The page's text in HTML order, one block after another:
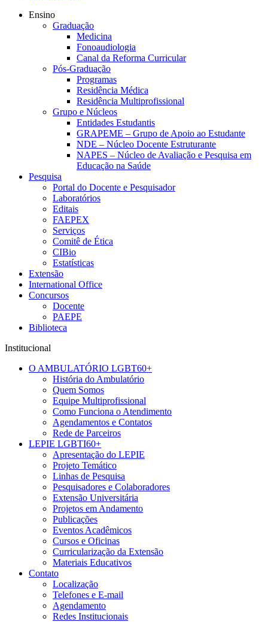
Ensino
Graduação
Medicina
Fonoaudiologia
Canal da Reforma Curricular
Pós-Graduação
Programas
Residência Médica
Residência Multiprofissional
Grupo e Núcleos
Entidades Estudantis
GRAPEME – Grupo de Apoio ao Estudante
NDE – Núcleo Docente Estruturante
NAPES – Núcleo de Avaliação e Pesquisa em
Educação na Saúde
Pesquisa
Portal do Docente e Pesquisador
Laboratórios
Editais
FAEPEX
Serviços
Comitê de Ética
CIBio
Estatísticas
Extensão
International Office
Concursos
Docente
PAEPE
Biblioteca
Institucional
O AMBULATÓRIO LGBT60+
História do Ambulatório
Quem Somos
Equipe Multiprofissional
Como Funciona o Atendimento
Agendamentos e Contatos
Rede de Parceiros
LEPIE LGBTI60+
Apresentação do LEPIE
Projeto Temático
Linhas de Pesquisa
Pesquisadores e Colaboradores
Extensão Universitária
Projetos em Andamento
Publicações
Eventos Acadêmicos
Cursos e Oficinas
Curricularização da Extensão
Materiais Educativos
Contato
Localização
Telefones e E-mail
Agendamento
Redes Institucionais